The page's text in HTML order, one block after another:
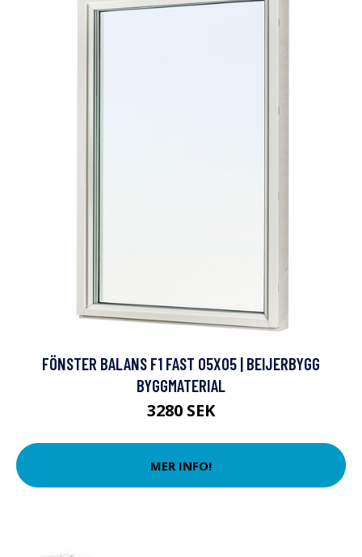
FÖNSTER BALANS F1 FAST 05X05 | BEIJERBYGG
BYGGMATERIAL
3280 SEK
MER INFO!